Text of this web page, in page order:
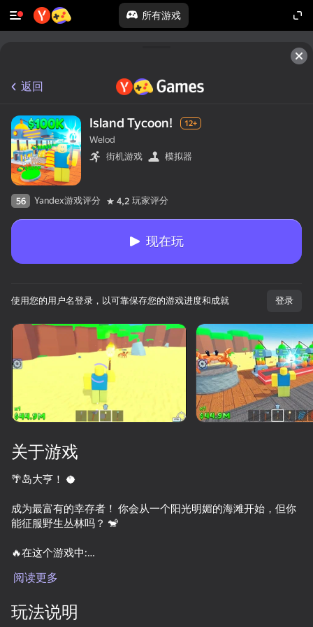
所有游戏
旋转设备
此游戏仅支持 横屏
Keyboard Obby: +1 Speed
返回
Island Tycoon! 12+
Welod
街机游戏
模拟器
56 Yandex游戏评分 4,2 玩家评分
现在玩
使用您的用户名登录，以可靠保存您的游戏进度和成就 登录
关于游戏
🌴岛大亨！ 🥥
成为最富有的幸存者！ 你会从一个阳光明媚的海滩开始，但你
能征服野生丛林吗？ 🐒
🔥在这个游戏中:
💵升级产卵器和解锁新的楼层！
▪使用魔法杖和酷炫物品对抗小怪！
阅读更多
玩法说明